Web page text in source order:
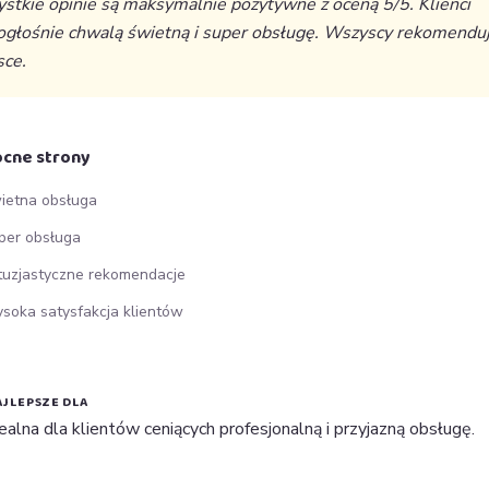
chwalą świetną i super obsługę. Wszyscy
strony
obsługa
obsługa
rekomendacje
satysfakcja klientów
DLA
dla klientów ceniących profesjonalną i przyjazną obsługę.